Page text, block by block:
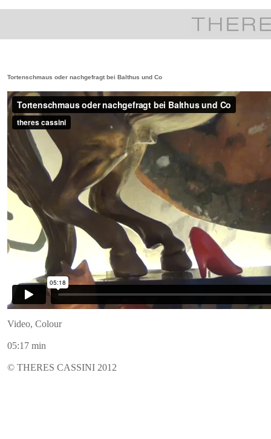
Tortenschmaus oder nachgefragt bei Balthus und Co
Video, Colour
05:17 min
© THERES CASSINI 2012